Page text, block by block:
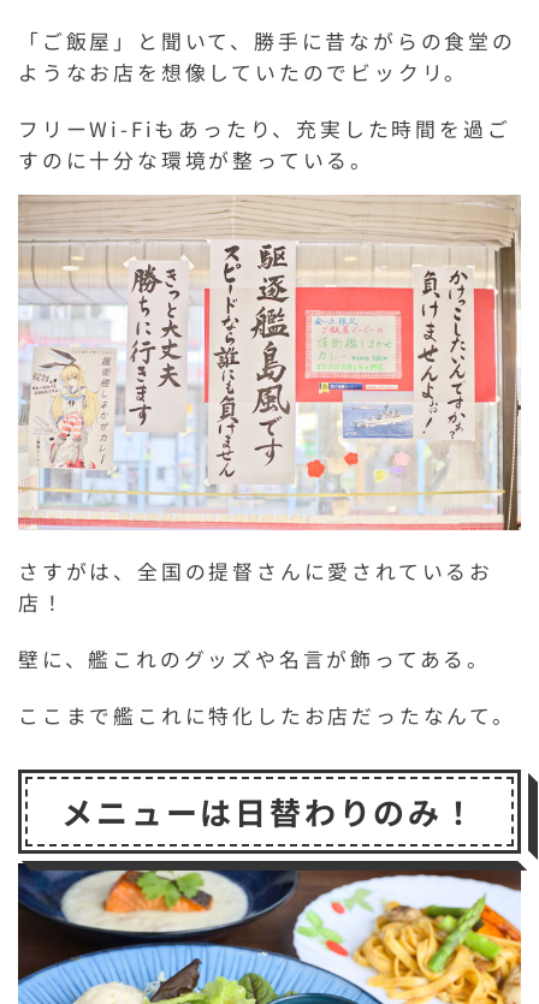
「ご飯屋」と聞いて、勝手に昔ながらの食堂の
ようなお店を想像していたのでビックリ。
フリーWi-Fiもあったり、充実した時間を過ご
すのに十分な環境が整っている。
さすがは、全国の提督さんに愛されているお
店！
壁に、艦これのグッズや名言が飾ってある。
ここまで艦これに特化したお店だったなんて。
メニューは日替わりのみ！